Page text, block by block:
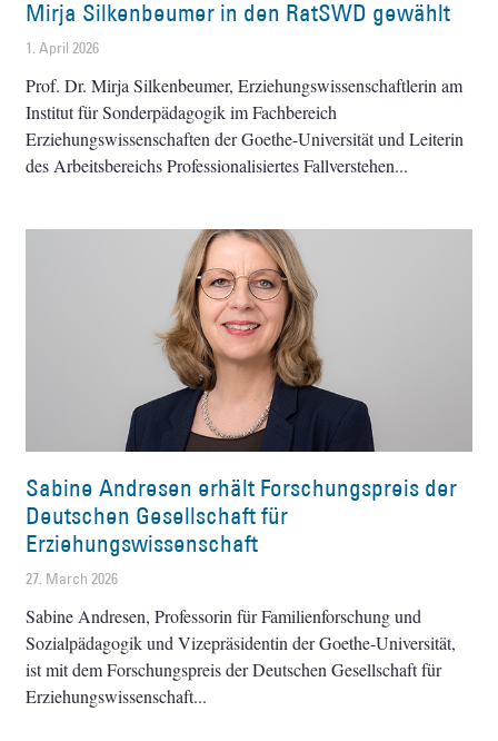
Mirja Silkenbeumer in den RatSWD gewählt
1. April 2026
Prof. Dr. Mirja Silkenbeumer, Erziehungswissenschaftlerin am
Institut für Sonderpädagogik im Fachbereich
Erziehungswissenschaften der Goethe-Universität und Leiterin
des Arbeitsbereichs Professionalisiertes Fallverstehen
Sabine Andresen erhält Forschungspreis der
Deutschen Gesellschaft für
Erziehungswissenschaft
27. March 2026
Sabine Andresen, Professorin für Familienforschung und
Sozialpädagogik und Vizepräsidentin der Goethe-Universität,
ist mit dem Forschungspreis der Deutschen Gesellschaft für
Erziehungswissenschaft